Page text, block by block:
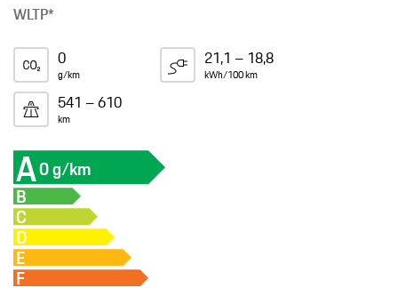
WLTP*
0
g/km
21,1 – 18,8
kWh/100 km
541 – 610
km
A0 g/km
B
C
D
E
F